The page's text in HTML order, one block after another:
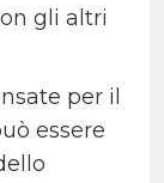
gli altri
per il
essere